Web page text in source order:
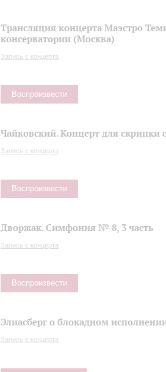
Трансляция концерта Маэстро
консерватории (Москва)
Запись с концерта
Воспроизвести
Чайковский. Концерт для скрипки
Запись с концерта
Воспроизвести
Дворжак. Симфония № 8, 3 часть
Запись с концерта
Воспроизвести
Элиасберг о блокадном
Запись с концерта